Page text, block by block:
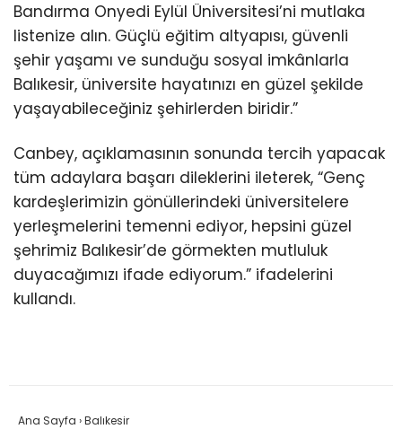
Bandırma Onyedi Eylül Üniversitesi’ni mutlaka
listenize alın. Güçlü eğitim altyapısı, güvenli
şehir yaşamı ve sunduğu sosyal imkânlarla
Balıkesir, üniversite hayatınızı en güzel şekilde
yaşayabileceğiniz şehirlerden biridir.”
Canbey, açıklamasının sonunda tercih yapacak
tüm adaylara başarı dileklerini ileterek, “Genç
kardeşlerimizin gönüllerindeki üniversitelere
yerleşmelerini temenni ediyor, hepsini güzel
şehrimiz Balıkesir’de görmekten mutluluk
duyacağımızı ifade ediyorum.” ifadelerini
kullandı.
Ana Sayfa ›Balıkesir